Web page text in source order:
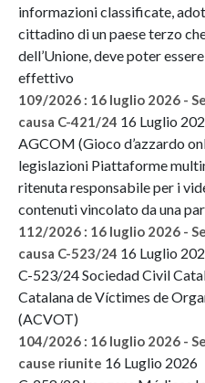
informazioni classificate,
cittadino di un paese terzo
dell’Unione, deve poter
effettivo
109/2026 : 16 luglio 2026 -
causa C-421/24 16 Luglio
AGCOM (Gioco d’azzardo
legislazioni Piattaforme
ritenuta responsabile per i
contenuti vincolato da una
112/2026 : 16 luglio 2026 -
causa C-523/24 16 Luglio
C-523/24 Sociedad Civil
Catalana de Víctimes de
(ACVOT)
104/2026 : 16 luglio 2026 -
cause riunite 16 Luglio 2026